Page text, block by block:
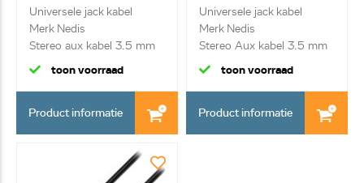
Universele jack kabel
Merk Nedis
Stereo aux kabel 3.5 mm
M...
toon voorraad
Product informatie
Universele jack kabel
Merk Nedis
Stereo Aux kabel 3.5 mm
M...
toon voorraad
Product informatie